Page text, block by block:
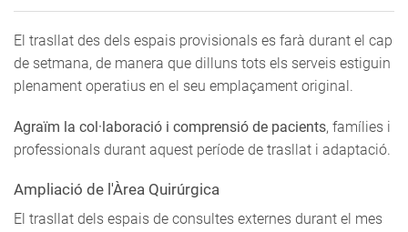
El trasllat des dels espais provisionals es farà durant el cap
de setmana, de manera que dilluns tots els serveis estiguin
plenament operatius en el seu emplaçament original.
Agraïm la col·laboració i comprensió de pacients, famílies i
professionals durant aquest període de trasllat i adaptació.
Ampliació de l'Àrea Quirúrgica
El trasllat dels espais de consultes externes durant el mes